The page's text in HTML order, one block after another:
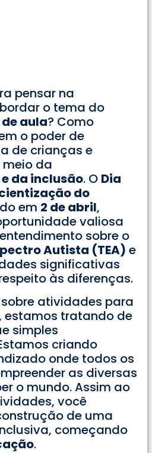
pensar na
o tema do
aula? Como
o poder de
de crianças e
da
da inclusão. O Dia
do
em 2 de abril,
valiosa
sobre o
Autista (TEA) e
significativas
às diferenças.
atividades para
estamos tratando de
simples
criando
onde todos os
as diversas
o mundo. Assim ao
você
de uma
começando
.